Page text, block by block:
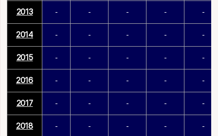
2013 - - - - -
2014 - - - - -
2015 - - - - -
2016 - - - - -
2017 - - - - -
2018 - - - - -